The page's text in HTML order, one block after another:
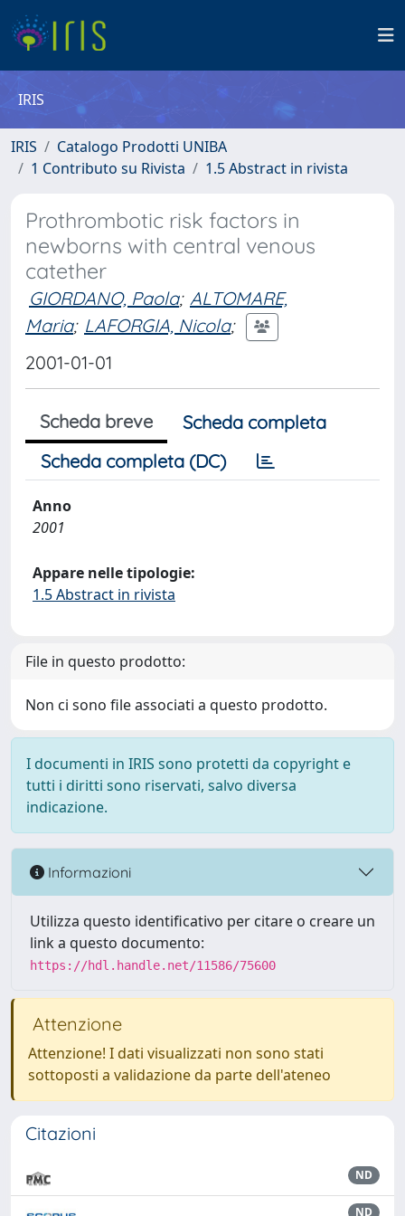
IRIS
IRIS
Catalogo Prodotti UNIBA
1 Contributo su Rivista
1.5 Abstract in rivista
Prothrombotic risk factors in
newborns with central venous
catether
GIORDANO, Paola; ALTOMARE,
Maria; LAFORGIA, Nicola;
2001-01-01
Scheda breve
Scheda completa
Scheda completa (DC)
Anno
2001
Appare nelle tipologie:
1.5 Abstract in rivista
File in questo prodotto:
Non ci sono file associati a questo prodotto.
I documenti in IRIS sono protetti da copyright e
tutti i diritti sono riservati, salvo diversa
indicazione.
Informazioni
Utilizza questo identificativo per citare o creare un
link a questo documento:
https://hdl.handle.net/11586/75600
Attenzione
Attenzione! I dati visualizzati non sono stati
sottoposti a validazione da parte dell'ateneo
Citazioni
ND
ND